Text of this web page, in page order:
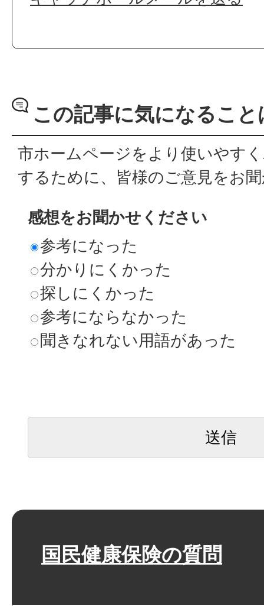
この記事に気になるこ
市ホームページをより使いやす
するために、皆様のご意見をお
感想をお聞かせください
参考になった
分かりにくかった
探しにくかった
参考にならなかった
聞きなれない用語があった
国民健康保険の質問